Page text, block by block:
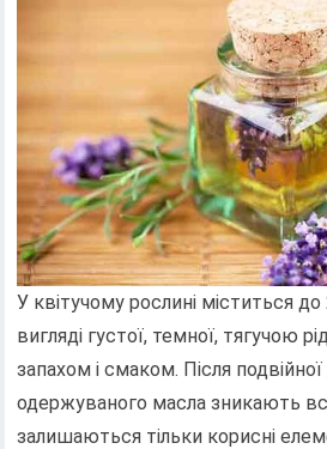
У квітучому рослині міститься
вигляді густої, темної, тягучою
запахом і смаком. Після подвійної
одержуваного масла зникають
залишаються тільки корисні